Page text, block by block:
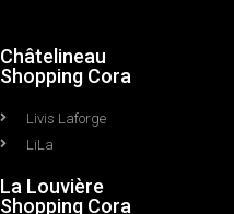
Châtelineau
Shopping Cora
Livis Laforge
LiLa
La Louvière
Shopping Cora